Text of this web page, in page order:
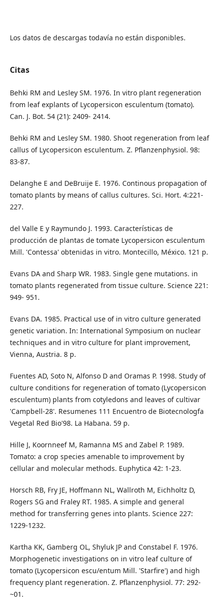
Los datos de descargas todavía no están disponibles.
Citas
Behki RM and Lesley SM. 1976. In vitro plant regeneration
from leaf explants of Lycopersicon esculentum (tomato).
Can. J. Bot. 54 (21): 2409- 2414.
Behki RM and Lesley SM. 1980. Shoot regeneration from leaf
callus of Lycopersicon esculentum. Z. Pflanzenphysiol. 98:
83-87.
Delanghe E and DeBruije E. 1976. Continous propagation of
tomato plants by means of callus cultures. Sci. Hort. 4:221-
227.
del Valle E y Raymundo J. 1993. Características de
producción de plantas de tomate Lycopersicon esculentum
Mill. 'Contessa' obtenidas in vitro. Montecillo, México. 121 p.
Evans DA and Sharp WR. 1983. Single gene mutations. in
tomato plants regenerated from tissue culture. Science 221:
949- 951.
Evans DA. 1985. Practical use of in vitro culture generated
genetic variation. In: International Symposium on nuclear
techniques and in vitro culture for plant improvement,
Vienna, Austria. 8 p.
Fuentes AD, Soto N, Alfonso D and Oramas P. 1998. Study of
culture conditions for regeneration of tomato (Lycopersicon
esculentum) plants from cotyledons and leaves of cultivar
'Campbell-28'. Resumenes 111 Encuentro de Biotecnologfa
Vegetal Red Bio'98. La Habana. 59 p.
Hille J, Koornneef M, Ramanna MS and Zabel P. 1989.
Tomato: a crop species amenable to improvement by
cellular and molecular methods. Euphytica 42: 1-23.
Horsch RB, Fry JE, Hoffmann NL, Wallroth M, Eichholtz D,
Rogers SG and Fraley RT. 1985. A simple and general
method for transferring genes into plants. Science 227:
1229-1232.
Kartha KK, Gamberg OL, Shyluk JP and Constabel F. 1976.
Morphogenetic investigations on in vitro leaf culture of
tomato (Lycopersicon escu/entum Mill. 'Starfire') and high
frequency plant regeneration. Z. Pflanzenphysiol. 77: 292-
~01.